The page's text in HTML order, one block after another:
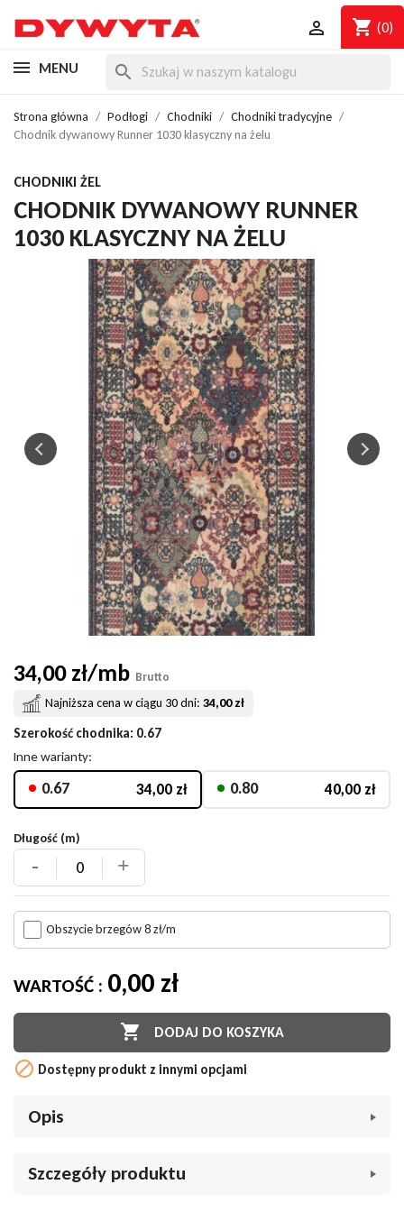
shopping_cart (0)

MENU search
Strona główna Podłogi Chodniki
Chodniki tradycyjne
Chodnik dywanowy Runner 1030 klasyczny na żelu
CHODNIKI ŻEL
CHODNIK DYWANOWY RUNNER
1030 KLASYCZNY NA ŻELU
34,00 zł/mb Brutto
Najniższa cena w ciągu 30 dni: 34,00 zł
Szerokość chodnika: 0.67
Inne warianty:
0.67 34,00 zł 0.80 40,00 zł
Długość (m)
- +
Obszycie brzegów 8 zł/m
WARTOŚĆ : 0,00 zł
 DODAJ DO KOSZYKA
 Dostępny produkt z innymi opcjami
Opis
doskonały wybór dla osób ceniących klasyczny, orientalny styl
Szczegóły produktu